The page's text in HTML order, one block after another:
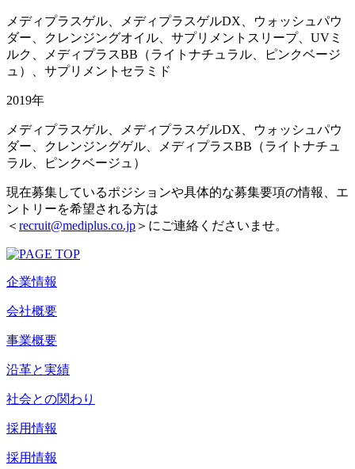
メディプラスゲル、メディプラスゲルDX、ウォッシュパウ
ダー、クレンジングオイル、サプリメントスリープ、UVミ
ルク、メディプラスBB（ライトナチュラル、ピンクベージ
ュ）、サプリメントセラミド
2019年
メディプラスゲル、メディプラスゲルDX、ウォッシュパウ
ダー、クレンジングゲル、メディプラスBB（ライトナチュ
ラル、ピンクベージュ）
現在募集しているポジションや具体的な募集要項の情報、エ
ントリーを希望される方は
＜ recruit@mediplus.co.jp ＞にご連絡くださいませ。
企業情報
会社概要
事業概要
沿革と実績
社会との関わり
採用情報
採用情報